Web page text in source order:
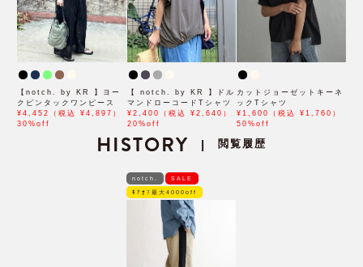
【notch. by KR 】ヨー
クピンタックワンピース
¥4,452（税込 ¥4,897）
30%off
【 notch. by KR 】ドル
マンドローコードTシャツ
¥2,400（税込 ¥2,640）
20%off
カットジョーゼットキーネ
ックTシャツ
¥1,600（税込 ¥1,760）
50%off
HISTORY | 閲覧履歴
notch. SALE
ﾓｱｵﾌ最大4000off